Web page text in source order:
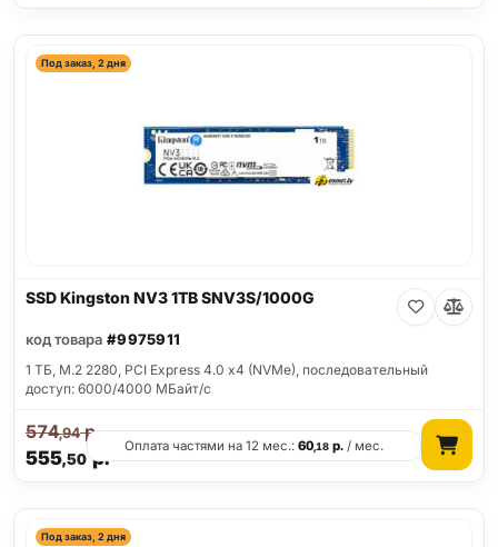
Под заказ, 2 дня
SSD Kingston NV3 1TB SNV3S/1000G
код товара #9975911
1 ТБ, M.2 2280, PCI Express 4.0 x4 (NVMe), последовательный
доступ: 6000/4000 МБайт/с
555,50р.
574,94р.
Оплата частями на 12 мес.:60,18 р. / мес.
Под заказ, 2 дня